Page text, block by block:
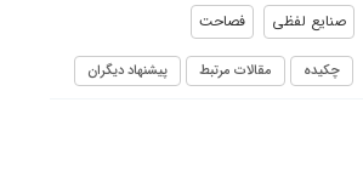
صنایع لفظی فصاحت
چکیده مقالات مرتبط پیشنهاد دیگران